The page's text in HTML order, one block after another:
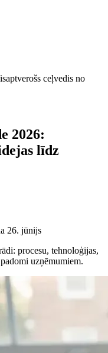
ceļvedis no
2026:
līdz
26. jūnijs
procesu, tehnoloģijas,
uzņēmumiem.